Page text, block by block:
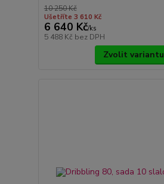
10 250 Kč
Ušetříte 3 610 Kč
6 640 Kč/ks
5 488 Kč bez DPH
Zvolit variantu